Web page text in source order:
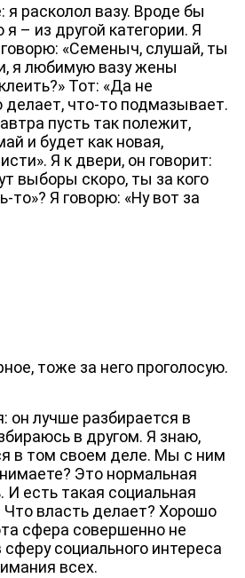
я расколол вазу. Вроде бы
– из другой категории. Я
«Семеныч, слушай, ты
я любимую вазу жены
Тот: «Да не
делает, что-то подмазывает.
пусть так полежит,
и будет как новая,
Я к двери, он говорит:
выборы скоро, ты за кого
то»? Я говорю: «Ну вот за
тоже за него проголосую.
лучше разбирается в
в другом. Я знаю,
в том своем деле. Мы с ним
Это нормальная
И есть такая социальная
Что власть делает? Хорошо
сфера совершенно не
социального интереса
всех.